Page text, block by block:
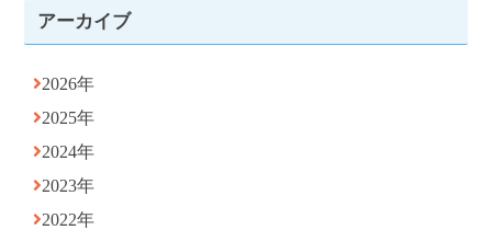
アーカイブ
2026年
2025年
2024年
2023年
2022年